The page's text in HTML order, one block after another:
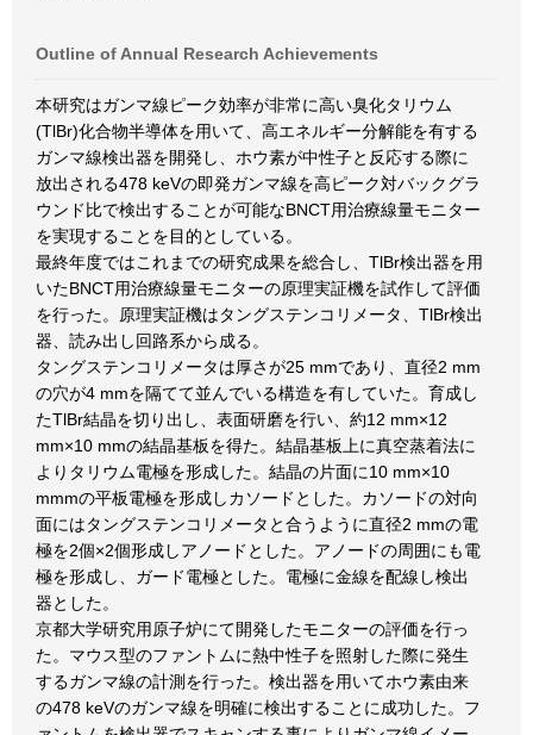
Outline of Annual Research Achievements
本研究はガンマ線ピーク効率が非常に高い臭化タリウム
(TlBr)化合物半導体を用いて、高エネルギー分解能を有する
ガンマ線検出器を開発し、ホウ素が中性子と反応する際に
放出される478 keVの即発ガンマ線を高ピーク対バックグラ
ウンド比で検出することが可能なBNCT用治療線量モニター
を実現することを目的としている。
最終年度ではこれまでの研究成果を総合し、TlBr検出器を用
いたBNCT用治療線量モニターの原理実証機を試作して評価
を行った。原理実証機はタングステンコリメータ、TlBr検出
器、読み出し回路系から成る。
タングステンコリメータは厚さが25 mmであり、直径2 mm
の穴が4 mmを隔てて並んでいる構造を有していた。育成し
たTlBr結晶を切り出し、表面研磨を行い、約12 mm×12
mm×10 mmの結晶基板を得た。結晶基板上に真空蒸着法に
よりタリウム電極を形成した。結晶の片面に10 mm×10
mmmの平板電極を形成しカソードとした。カソードの対向
面にはタングステンコリメータと合うように直径2 mmの電
極を2個×2個形成しアノードとした。アノードの周囲にも電
極を形成し、ガード電極とした。電極に金線を配線し検出
器とした。
京都大学研究用原子炉にて開発したモニターの評価を行っ
た。マウス型のファントムに熱中性子を照射した際に発生
するガンマ線の計測を行った。検出器を用いてホウ素由来
の478 keVのガンマ線を明確に検出することに成功した。フ